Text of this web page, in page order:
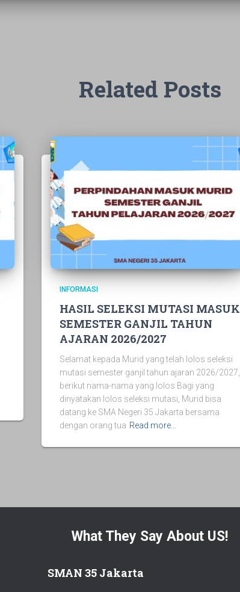
Related Posts
INFORMASI
HASIL SELEKSI MUTASI MASUK
SEMESTER GANJIL TAHUN
AJARAN 2026/2027
Selamat kepada Murid yang telah lolos seleksi
mutasi semester ganjil tahun ajaran 2026/2027,
berikut nama-nama yang lolos Bagi yang
dinyatakan lolos seleksi mutasi, Murid bisa
datang ke SMA Negeri 35 Jakarta bersama
dengan orang tua Read more…
What They Say About US!
SMAN 35 Jakarta